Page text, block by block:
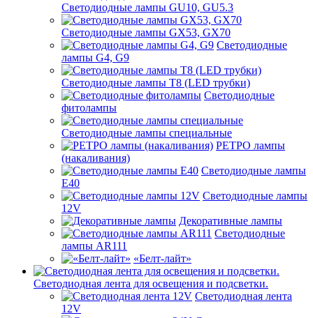
Светодиодные лампы GU10, GU5.3
Светодиодные лампы GX53, GX70
Светодиодные
лампы G4, G9
Светодиодные лампы Т8 (LED трубки)
Светодиодные
фитолампы
Светодиодные лампы специальные
РЕТРО лампы
(накаливания)
Светодиодные лампы
E40
Светодиодные лампы
12V
Декоративные лампы
Светодиодные
лампы AR111
«Белт-лайт»
Светодиодная лента для освещения и подсветки.
Светодиодная лента
12V